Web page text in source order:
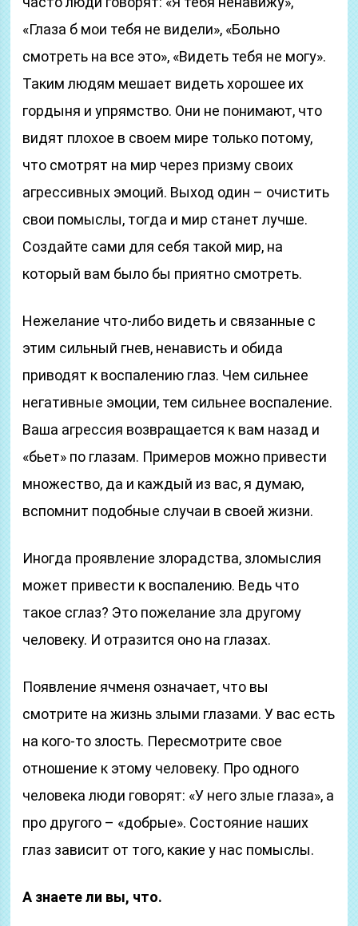
«Глаза б мои тебя не видели», «Больно
смотреть на все это», «Видеть тебя не могу».
Таким людям мешает видеть хорошее их
гордыня и упрямство. Они не понимают, что
видят плохое в своем мире только потому,
что смотрят на мир через призму своих
агрессивных эмоций. Выход один – очистить
свои помыслы, тогда и мир станет лучше.
Создайте сами для себя такой мир, на
который вам было бы приятно смотреть.
Нежелание что-либо видеть и связанные с
этим сильный гнев, ненависть и обида
приводят к воспалению глаз. Чем сильнее
негативные эмоции, тем сильнее воспаление.
Ваша агрессия возвращается к вам назад и
«бьет» по глазам. Примеров можно привести
множество, да и каждый из вас, я думаю,
вспомнит подобные случаи в своей жизни.
Иногда проявление злорадства, зломыслия
может привести к воспалению. Ведь что
такое сглаз? Это пожелание зла другому
человеку. И отразится оно на глазах.
Появление ячменя означает, что вы
смотрите на жизнь злыми глазами. У вас есть
на кого-то злость. Пересмотрите свое
отношение к этому человеку. Про одного
человека люди говорят: «У него злые глаза», а
про другого – «добрые». Состояние наших
глаз зависит от того, какие у нас помыслы.
А знаете ли вы, что.